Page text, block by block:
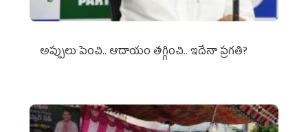
అప్పులు పెంచి.. ఆదాయం తగ్గించి.. ఇదేనా ప్రగతి?